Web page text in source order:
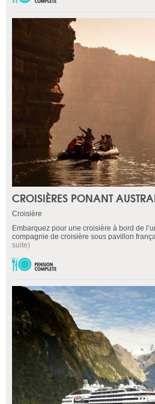
CROISIÈRES PONANT
Croisière
Embarquez pour une croisière à bord de
compagnie de croisière sous pavillon
suite)